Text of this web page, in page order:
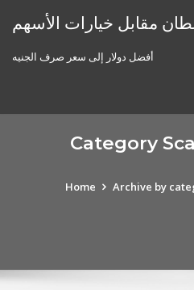
مقابل خيارات الأسهم
أفضل دولار إلى سعر صرف الجنيه
Category
Home Archive by